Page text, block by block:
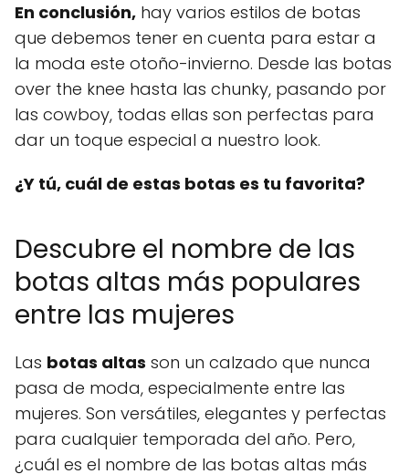
En conclusión, hay varios estilos de botas
que debemos tener en cuenta para estar a
la moda este otoño-invierno. Desde las botas
over the knee hasta las chunky, pasando por
las cowboy, todas ellas son perfectas para
dar un toque especial a nuestro look.
¿Y tú, cuál de estas botas es tu favorita?
Descubre el nombre de las
botas altas más populares
entre las mujeres
Las botas altas son un calzado que nunca
pasa de moda, especialmente entre las
mujeres. Son versátiles, elegantes y perfectas
para cualquier temporada del año. Pero,
¿cuál es el nombre de las botas altas más